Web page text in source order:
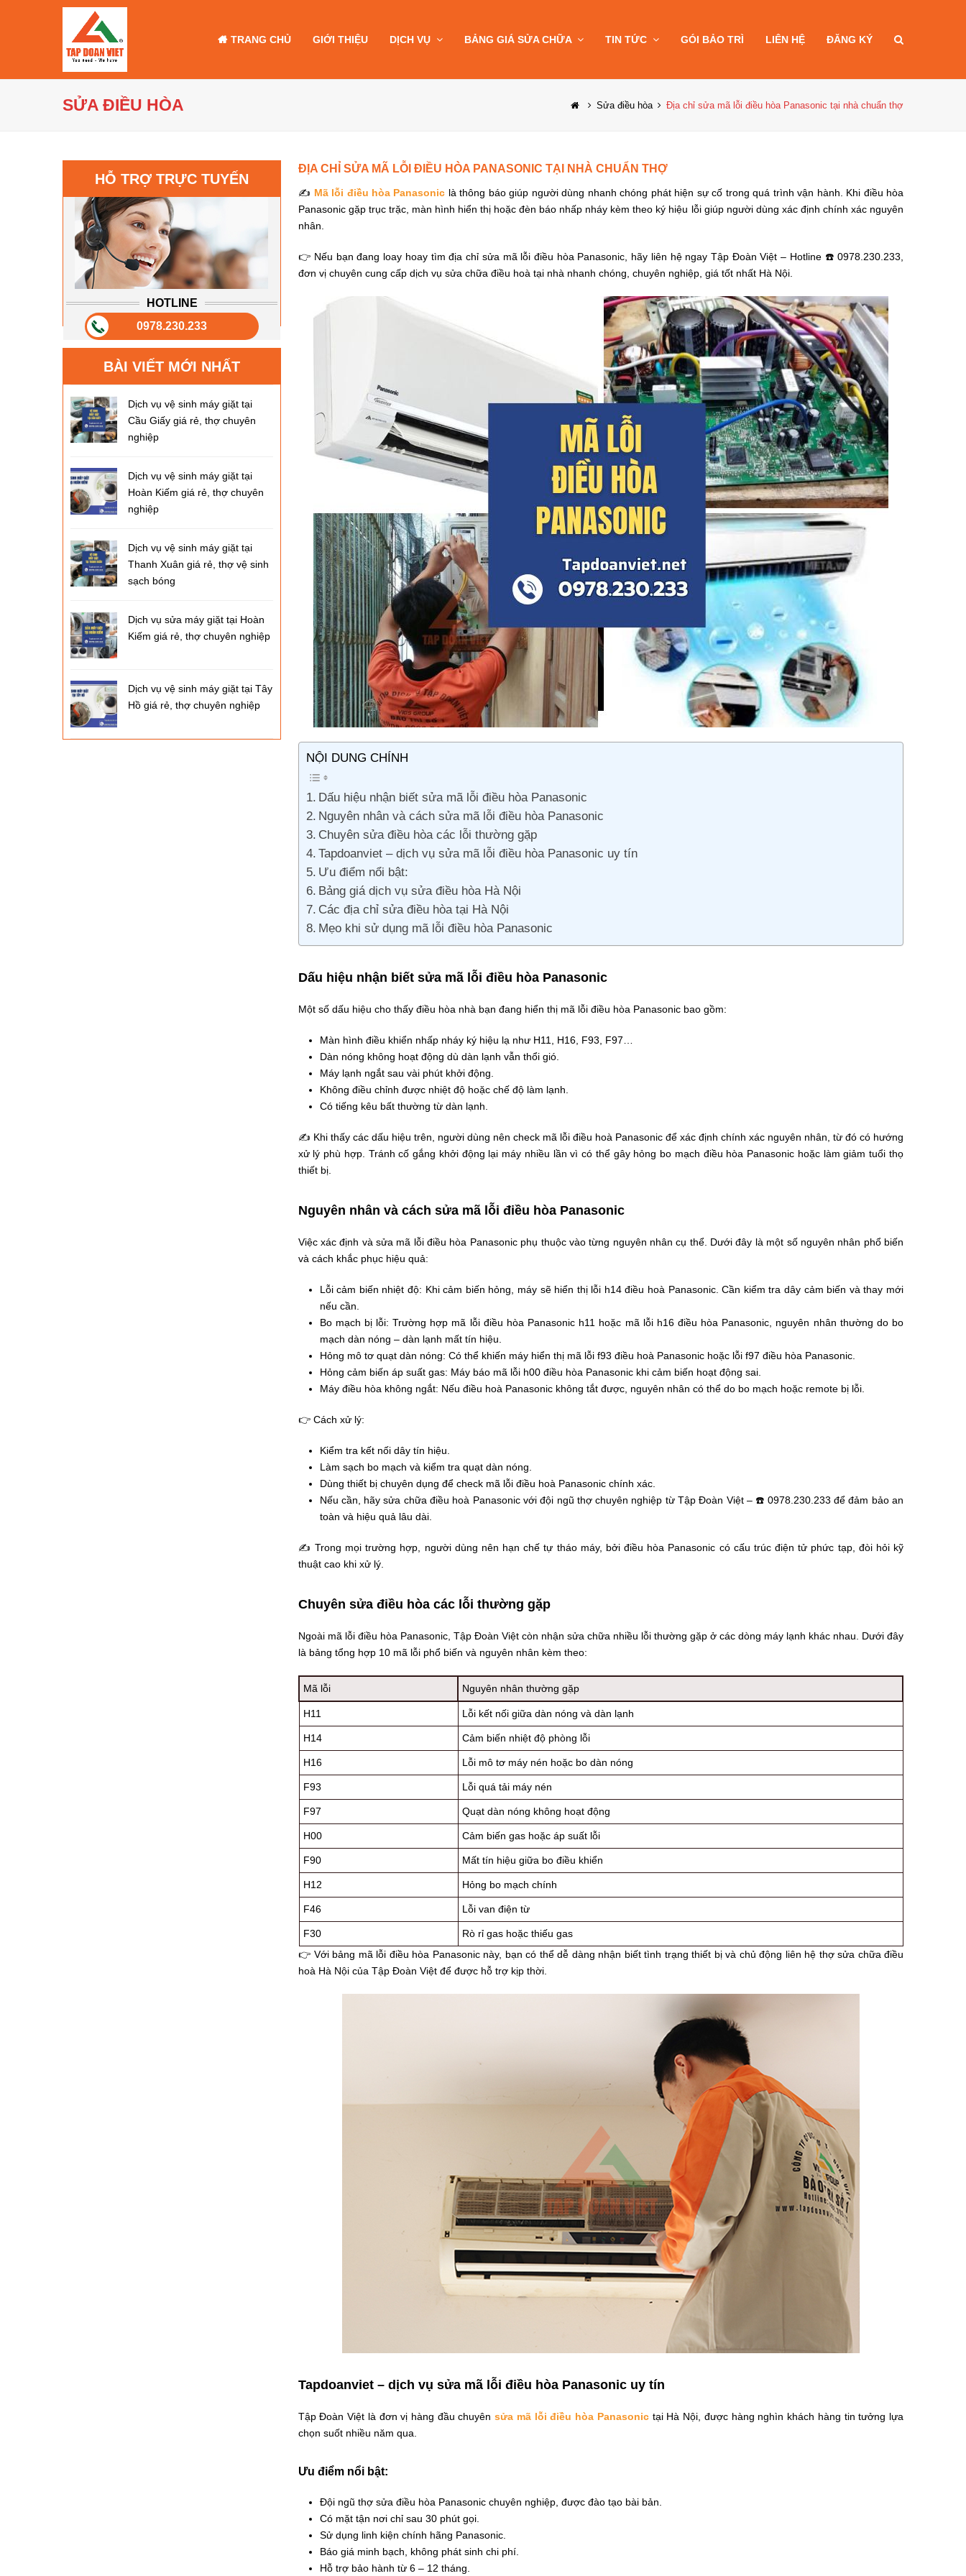
TRANG CHỦ GIỚI THIỆU DỊCH VỤ BẢNG GIÁ SỬA CHỮA TIN TỨC GÓI BẢO TRÌ LIÊN HỆ ĐĂNG KÝ
SỬA ĐIỀU HÒA Sửa điều hòa Địa chỉ sửa mã lỗi điều hòa Panasonic tại nhà chuẩn thợ
ĐỊA CHỈ SỬA MÃ LỖI ĐIỀU HÒA PANASONIC TẠI NHÀ CHUẨN THỢ
✍ Mã lỗi điều hòa Panasonic là thông báo giúp người dùng nhanh chóng phát hiện sự cố trong quá trình vận hành. Khi điều hòa
Panasonic gặp trục trặc, màn hình hiển thị hoặc đèn báo nhấp nháy kèm theo ký hiệu lỗi giúp người dùng xác định chính xác nguyên
nhân.
👉 Nếu bạn đang loay hoay tìm địa chỉ sửa mã lỗi điều hòa Panasonic, hãy liên hệ ngay Tập Đoàn Việt – Hotline ☎️ 0978.230.233,
đơn vị chuyên cung cấp dịch vụ sửa chữa điều hoà tại nhà nhanh chóng, chuyên nghiệp, giá tốt nhất Hà Nội.
NỘI DUNG CHÍNH
Dấu hiệu nhận biết sửa mã lỗi điều hòa Panasonic
Nguyên nhân và cách sửa mã lỗi điều hòa Panasonic
Chuyên sửa điều hòa các lỗi thường gặp
Tapdoanviet – dịch vụ sửa mã lỗi điều hòa Panasonic uy tín
Ưu điểm nổi bật:
Bảng giá dịch vụ sửa điều hòa Hà Nội
Các địa chỉ sửa điều hòa tại Hà Nội
Mẹo khi sử dụng mã lỗi điều hòa Panasonic
Dấu hiệu nhận biết sửa mã lỗi điều hòa Panasonic
Một số dấu hiệu cho thấy điều hòa nhà bạn đang hiển thị mã lỗi điều hòa Panasonic bao gồm:
Màn hình điều khiển nhấp nháy ký hiệu lạ như H11, H16, F93, F97…
Dàn nóng không hoạt động dù dàn lạnh vẫn thổi gió.
Máy lạnh ngắt sau vài phút khởi động.
Không điều chỉnh được nhiệt độ hoặc chế độ làm lạnh.
Có tiếng kêu bất thường từ dàn lạnh.
✍ Khi thấy các dấu hiệu trên, người dùng nên check mã lỗi điều hoà Panasonic để xác định chính xác nguyên nhân, từ đó có hướng
xử lý phù hợp. Tránh cố gắng khởi động lại máy nhiều lần vì có thể gây hỏng bo mạch điều hòa Panasonic hoặc làm giảm tuổi thọ
thiết bị.
Nguyên nhân và cách sửa mã lỗi điều hòa Panasonic
Việc xác định và sửa mã lỗi điều hòa Panasonic phụ thuộc vào từng nguyên nhân cụ thể. Dưới đây là một số nguyên nhân phổ biến
và cách khắc phục hiệu quả:
Lỗi cảm biến nhiệt độ: Khi cảm biến hỏng, máy sẽ hiển thị lỗi h14 điều hoà Panasonic. Cần kiểm tra dây cảm biến và thay mới
nếu cần.
Bo mạch bị lỗi: Trường hợp mã lỗi điều hòa Panasonic h11 hoặc mã lỗi h16 điều hòa Panasonic, nguyên nhân thường do bo
mạch dàn nóng – dàn lạnh mất tín hiệu.
Hỏng mô tơ quạt dàn nóng: Có thể khiến máy hiển thị mã lỗi f93 điều hoà Panasonic hoặc lỗi f97 điều hòa Panasonic.
Hỏng cảm biến áp suất gas: Máy báo mã lỗi h00 điều hòa Panasonic khi cảm biến hoạt động sai.
Máy điều hòa không ngắt: Nếu điều hoà Panasonic không tắt được, nguyên nhân có thể do bo mạch hoặc remote bị lỗi.
👉 Cách xử lý:
Kiểm tra kết nối dây tín hiệu.
Làm sạch bo mạch và kiểm tra quạt dàn nóng.
Dùng thiết bị chuyên dụng để check mã lỗi điều hoà Panasonic chính xác.
Nếu cần, hãy sửa chữa điều hoà Panasonic với đội ngũ thợ chuyên nghiệp từ Tập Đoàn Việt – ☎️ 0978.230.233 để đảm bảo an
toàn và hiệu quả lâu dài.
✍ Trong mọi trường hợp, người dùng nên hạn chế tự tháo máy, bởi điều hòa Panasonic có cấu trúc điện tử phức tạp, đòi hỏi kỹ
thuật cao khi xử lý.
Chuyên sửa điều hòa các lỗi thường gặp
Ngoài mã lỗi điều hòa Panasonic, Tập Đoàn Việt còn nhận sửa chữa nhiều lỗi thường gặp ở các dòng máy lạnh khác nhau. Dưới đây
là bảng tổng hợp 10 mã lỗi phổ biến và nguyên nhân kèm theo:
Mã lỗi Nguyên nhân thường gặp
H11 Lỗi kết nối giữa dàn nóng và dàn lạnh
H14 Cảm biến nhiệt độ phòng lỗi
H16 Lỗi mô tơ máy nén hoặc bo dàn nóng
F93 Lỗi quá tải máy nén
F97 Quạt dàn nóng không hoạt động
H00 Cảm biến gas hoặc áp suất lỗi
F90 Mất tín hiệu giữa bo điều khiển
H12 Hỏng bo mạch chính
F46 Lỗi van điện từ
F30
Rò rỉ gas hoặc thiếu gas
👉 Với bảng mã lỗi điều hòa Panasonic này, bạn có thể dễ dàng nhận biết tình trạng thiết bị và chủ động liên hệ thợ sửa chữa điều
hoà Hà Nội của Tập Đoàn Việt để được hỗ trợ kịp thời.
Tapdoanviet – dịch vụ sửa mã lỗi điều hòa Panasonic uy tín
Tập Đoàn Việt là đơn vị hàng đầu chuyênsửa mã lỗi điều hòa Panasonictại Hà Nội, được hàng nghìn khách hàng tin tưởng lựa
chọn suốt nhiều năm qua.
Ưu điểm nổi bật:
Đội ngũ thợ sửa điều hòa Panasonic chuyên nghiệp, được đào tạo bài bản.
Có mặt tận nơi chỉ sau 30 phút gọi.
Sử dụng linh kiện chính hãng Panasonic.
Báo giá minh bạch, không phát sinh chi phí.
Hỗ trợ bảo hành từ 6 – 12 tháng.
HỖ TRỢ TRỰC TUYẾN
HOTLINE
0978.230.233
BÀI VIẾT MỚI NHẤT
Dịch vụ vệ sinh máy giặt tại
Cầu Giấy giá rẻ, thợ chuyên
nghiệp
Dịch vụ vệ sinh máy giặt tại
Hoàn Kiếm giá rẻ, thợ chuyên
nghiệp
Dịch vụ vệ sinh máy giặt tại
Thanh Xuân giá rẻ, thợ vệ sinh
sạch bóng
Dịch vụ sửa máy giặt tại Hoàn
Kiếm giá rẻ, thợ chuyên nghiệp
Dịch vụ vệ sinh máy giặt tại Tây
Hồ giá rẻ, thợ chuyên nghiệp